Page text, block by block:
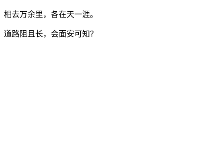
相去万余里，各在天一涯。
道路阻且长，会面安可知？